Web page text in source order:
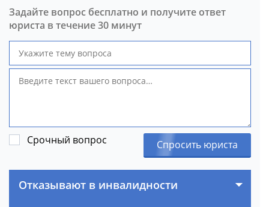
Задайте вопрос бесплатно и получите ответ
юриста в течение 30 минут
Срочный вопрос Спросить юриста
Отказывают в инвалидности